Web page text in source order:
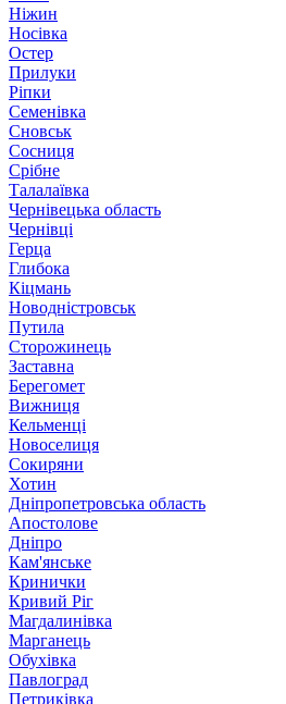
Ніжин
Носівка
Остер
Прилуки
Ріпки
Семенівка
Сновськ
Сосниця
Срібне
Талалаївка
Чернівецька область
Чернівці
Герца
Глибока
Кіцмань
Новодністровськ
Путила
Сторожинець
Заставна
Берегомет
Вижниця
Кельменці
Новоселиця
Сокиряни
Хотин
Дніпропетровська область
Апостолове
Дніпро
Кам'янське
Кринички
Кривий Ріг
Магдалинівка
Марганець
Обухівка
Павлоград
Петриківка